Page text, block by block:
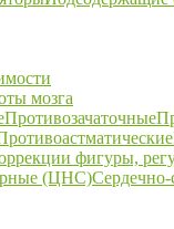
мозга
Противозачаточные
фигуры,
(ЦНС)Сердечно-